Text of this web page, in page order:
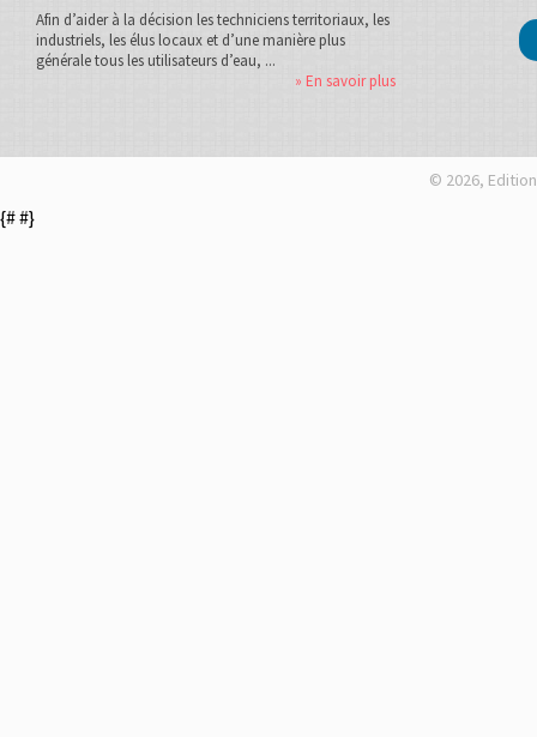
Afin d’aider à la décision les techniciens territoriaux, les
industriels, les élus locaux et d’une manière plus
générale tous les utilisateurs d’eau, ...
» En savoir plus
© 2026,
{##}